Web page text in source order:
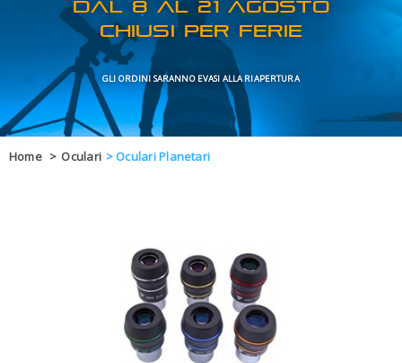
PRODOTTI
LEARN & FUN
MARCHI
OFFERTE
GLI ORDINI SARANNO EVASI
Home > Oculari >Oculari Planetari